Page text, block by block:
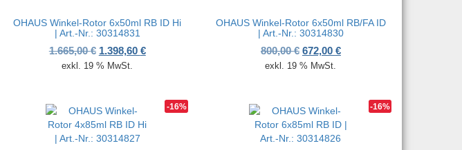
1.290,00 €
ist: 1.083,60 €.
OHAUS Winkel-Rotor 6x50ml RB ID Hi
| Art.-Nr.: 30314831
1.665,00€ Ursprünglicher Preis war: 1.665,00 €
1.398,60 €Aktueller Preis ist: 1.398,60 €.
exkl. 19 % MwSt.
OHAUS Winkel-Rotor 6x50ml RB/FA ID
| Art.-Nr.: 30314830
800,00€ Ursprünglicher Preis war: 800,00
672,00 €Aktueller Preis ist:
exkl. 19 % MwSt.
-16% -16%